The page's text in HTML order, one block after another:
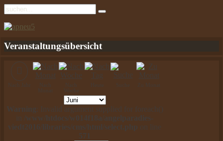
Veranstaltungsübersicht
Suche
Warning : Invalid argument supplied for foreach()
/www/htdocs/w014f18a/angelparadies-
viedt2016/libraries/cms/html/select.php on line
571